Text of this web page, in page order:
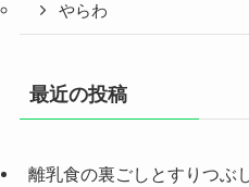
やらわ
最近の投稿
離乳食の裏ごしとすりつぶ